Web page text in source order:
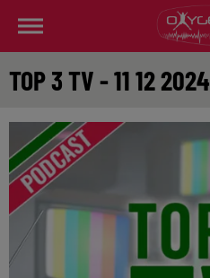
TOP 3 TV - 11 12 2024